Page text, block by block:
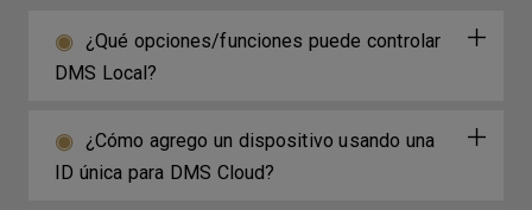
¿Qué opciones/funciones puede controlar
DMS Local?
¿Cómo agrego un dispositivo usando una
ID única para DMS Cloud?